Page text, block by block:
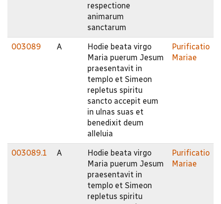
respectione
animarum
sanctarum
003089 A
Hodie beata virgo
Maria puerum Jesum
praesentavit in
templo et Simeon
repletus spiritu
sancto accepit eum
in ulnas suas et
benedixit deum
alleluia
Purificatio
Mariae
003089.1 A
Hodie beata virgo
Maria puerum Jesum
praesentavit in
templo et Simeon
repletus spiritu
Purificatio
Mariae